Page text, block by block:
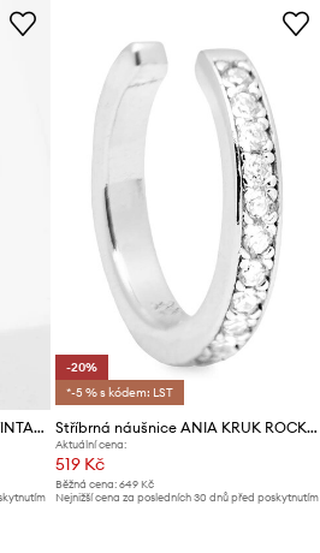
stříbrná
Stříbrné náušnice ANIA KRUK VINTAGE
-20%
*-5 % s kódem: LST
Stříbrná náušnice ANIA KRUK ROCK IT
Aktuální cena:
519 Kč
Běžná cena:649 Kč
Nejnižší cena za posledních 30 dnů před poskytnutím